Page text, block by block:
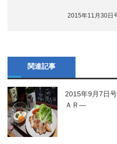
2015年11月30日
関連記事
2015年9月7日
ＡＲ―